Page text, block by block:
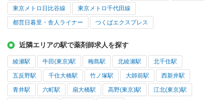
東京メトロ日比谷線 東京メトロ千代田線
都営日暮里・舎人ライナー つくばエクスプレス
近隣エリアの駅で薬剤師求人を探す
綾瀬駅 牛田(東京)駅 梅島駅 北綾瀬駅 北千住駅
五反野駅 千住大橋駅 竹ノ塚駅 大師前駅 西新井駅
青井駅 六町駅 扇大橋駅 高野(東京)駅 江北(東京)駅